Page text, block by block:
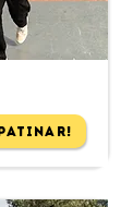
Patinar!